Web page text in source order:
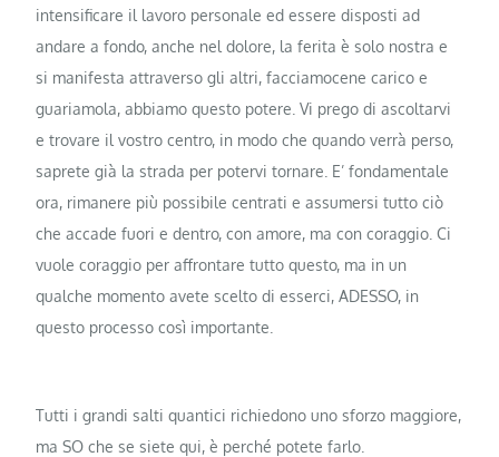
intensificare il lavoro personale ed essere disposti ad
andare a fondo, anche nel dolore, la ferita è solo nostra e
si manifesta attraverso gli altri, facciamocene carico e
guariamola, abbiamo questo potere. Vi prego di ascoltarvi
e trovare il vostro centro, in modo che quando verrà perso,
saprete già la strada per potervi tornare. E’ fondamentale
ora, rimanere più possibile centrati e assumersi tutto ciò
che accade fuori e dentro, con amore, ma con coraggio. Ci
vuole coraggio per affrontare tutto questo, ma in un
qualche momento avete scelto di esserci, ADESSO, in
questo processo così importante.
Tutti i grandi salti quantici richiedono uno sforzo maggiore,
ma SO che se siete qui, è perché potete farlo.